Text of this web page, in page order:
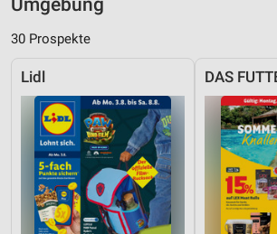
Umgebung
30 Prospekte
Lidl DAS